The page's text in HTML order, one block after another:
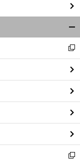
」
閉
る
新
し
い
ウ
ィ
ン
ド
ウ
で
開
く
新